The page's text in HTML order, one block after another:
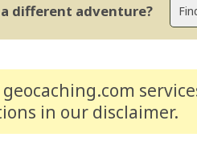
different adventure?
in our disclaimer.